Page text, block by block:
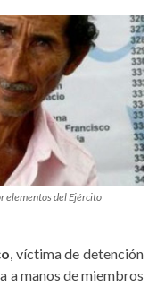
elementos del Ejército
, víctima de detención
a manos de miembros